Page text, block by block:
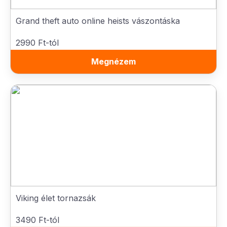
Grand theft auto online heists vászontáska
2990 Ft-tól
Megnézem
Viking élet tornazsák
3490 Ft-tól